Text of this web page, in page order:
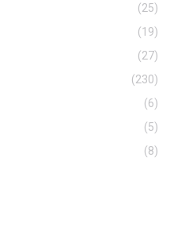
(25)
(19)
(27)
(230)
(6)
(5)
(8)